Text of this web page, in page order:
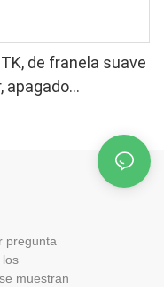
de franela suave
apagado
pregunta
muestran